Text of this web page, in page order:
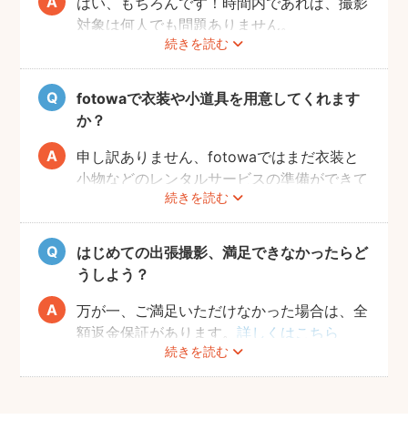
続きを読む
対象は何人でも問題ありません。
追加料金も一切なしで、ご友人と一緒に撮影
をお楽しみいただけます。
fotowaで衣装や小道具を用意してくれます
か？
続きを読む
申し訳ありません、fotowaではまだ衣装と
小物などのレンタルサービスの準備ができて
おりませんので、お客様ご自身にご用意をお
願いしております。
はじめての出張撮影、満足できなかったらど
うしよう？
続きを読む
万が一、ご満足いただけなかった場合は、全
額返金保証があります。詳しくはこちら